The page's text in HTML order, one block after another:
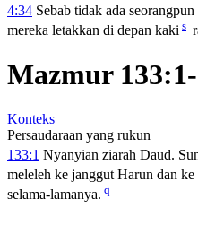
4:34 Sebab tidak ada
mereka letakkan di depan kaki s
Mazmur
Konteks
Persaudaraan yang rukun
133:1 Nyanyian ziarah Daud.
meleleh ke janggut Harun dan
selama-lamanya. q